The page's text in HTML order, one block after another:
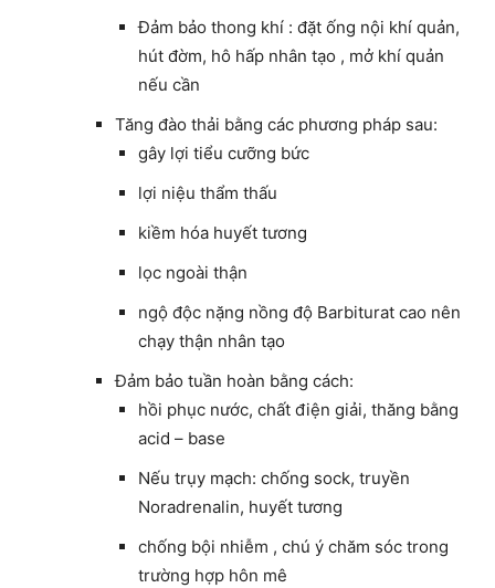
Đảm bảo thong khí : đặt ống nội khí quản,
hút đờm, hô hấp nhân tạo , mở khí quản
nếu cần
Tăng đào thải bằng các phương pháp sau:
gây lợi tiểu cưỡng bức
lợi niệu thẩm thấu
kiềm hóa huyết tương
lọc ngoài thận
ngộ độc nặng nồng độ Barbiturat cao nên
chạy thận nhân tạo
Đảm bảo tuần hoàn bằng cách:
hồi phục nước, chất điện giải, thăng bằng
acid – base
Nếu trụy mạch: chống sock, truyền
Noradrenalin, huyết tương
chống bội nhiễm , chú ý chăm sóc trong
trường hợp hôn mê